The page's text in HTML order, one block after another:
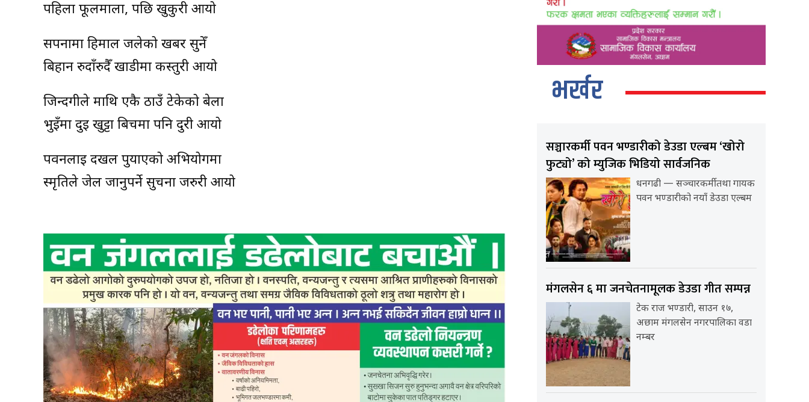
पहिला फूलमाला, पछि खुकुरी आयो
सपनामा हिमाल जलेको खबर सुनेँ
बिहान रुदाँरुदैँ खाडीमा कस्तुरी आयो
जिन्दगीले माथि एकै ठाउँ टेकेको बेला
भुइँमा दुई खुट्टा बिचमा पनि दुरी आयो
पवनलाई दखल पुर्याएको अभियोगमा
स्मृतिले जेल जानुपर्ने सुचना जरुरी आयो
भर्खर
सञ्चारकर्मी पवन भण्डारीको डेउडा एल्बम ‘खोरो
फुट्यो’ को म्युजिक भिडियो सार्वजनिक
धनगढी — सञ्चारकर्मी तथा गायक
पवन भण्डारीको नयाँ डेउडा एल्बम
मंगलसेन ६ मा जनचेतनामूलक डेउडा गीत सम्पन्न
टेक राज भण्डारी, साउन १७,
अछाम मंगलसेन नगरपालिका वडा
नम्बर